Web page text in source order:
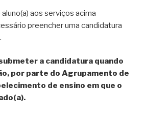
aos serviços acima
preencher uma candidatura
a candidatura quando
por parte do Agrupamento de
de ensino em que o